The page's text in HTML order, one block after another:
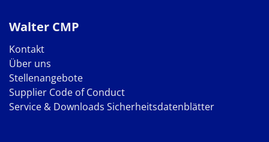
Walter CMP
Kontakt
Über uns
Stellenangebote
Supplier Code of Conduct
Service & Downloads Sicherheitsdatenblätter